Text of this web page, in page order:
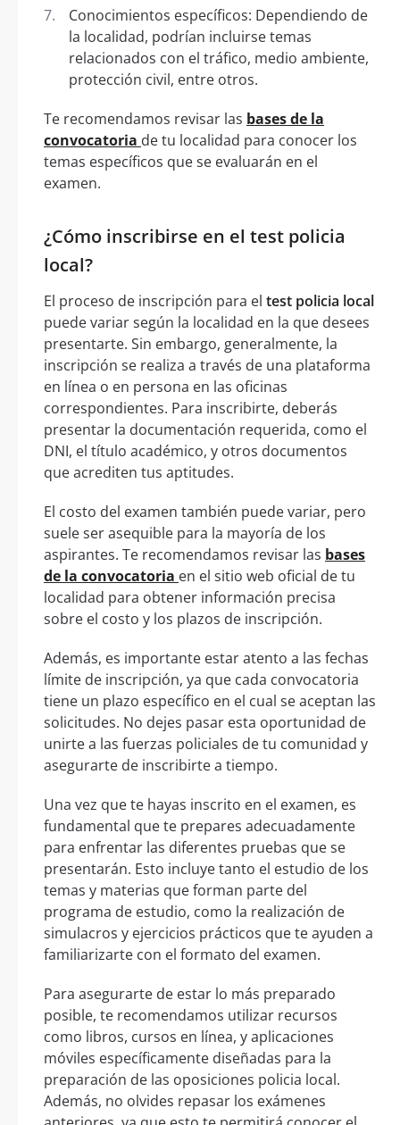
Conocimientos específicos: Dependiendo de
la localidad, podrían incluirse temas
relacionados con el tráfico, medio ambiente,
protección civil, entre otros.
Te recomendamos revisar las bases de la
convocatoria de tu localidad para conocer los
temas específicos que se evaluarán en el
examen.
¿Cómo inscribirse en el test policia
local?
El proceso de inscripción para el test policia local
puede variar según la localidad en la que desees
presentarte. Sin embargo, generalmente, la
inscripción se realiza a través de una plataforma
en línea o en persona en las oficinas
correspondientes. Para inscribirte, deberás
presentar la documentación requerida, como el
DNI, el título académico, y otros documentos
que acrediten tus aptitudes.
El costo del examen también puede variar, pero
suele ser asequible para la mayoría de los
aspirantes. Te recomendamos revisar las bases
de la convocatoria en el sitio web oficial de tu
localidad para obtener información precisa
sobre el costo y los plazos de inscripción.
Además, es importante estar atento a las fechas
límite de inscripción, ya que cada convocatoria
tiene un plazo específico en el cual se aceptan las
solicitudes. No dejes pasar esta oportunidad de
unirte a las fuerzas policiales de tu comunidad y
asegurarte de inscribirte a tiempo.
Una vez que te hayas inscrito en el examen, es
fundamental que te prepares adecuadamente
para enfrentar las diferentes pruebas que se
presentarán. Esto incluye tanto el estudio de los
temas y materias que forman parte del
programa de estudio, como la realización de
simulacros y ejercicios prácticos que te ayuden a
familiarizarte con el formato del examen.
Para asegurarte de estar lo más preparado
posible, te recomendamos utilizar recursos
como libros, cursos en línea, y aplicaciones
móviles específicamente diseñadas para la
preparación de las oposiciones policia local.
Además, no olvides repasar los exámenes